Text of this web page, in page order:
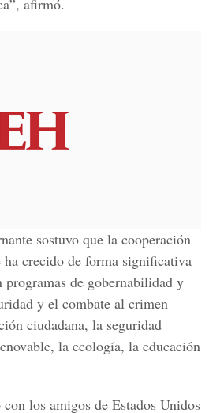
afirmó.
sostuvo que la cooperación
ha crecido de forma significativa
de gobernabilidad y
y el combate al crimen
ciudadana, la seguridad
la ecología, la educación
los amigos de Estados Unidos